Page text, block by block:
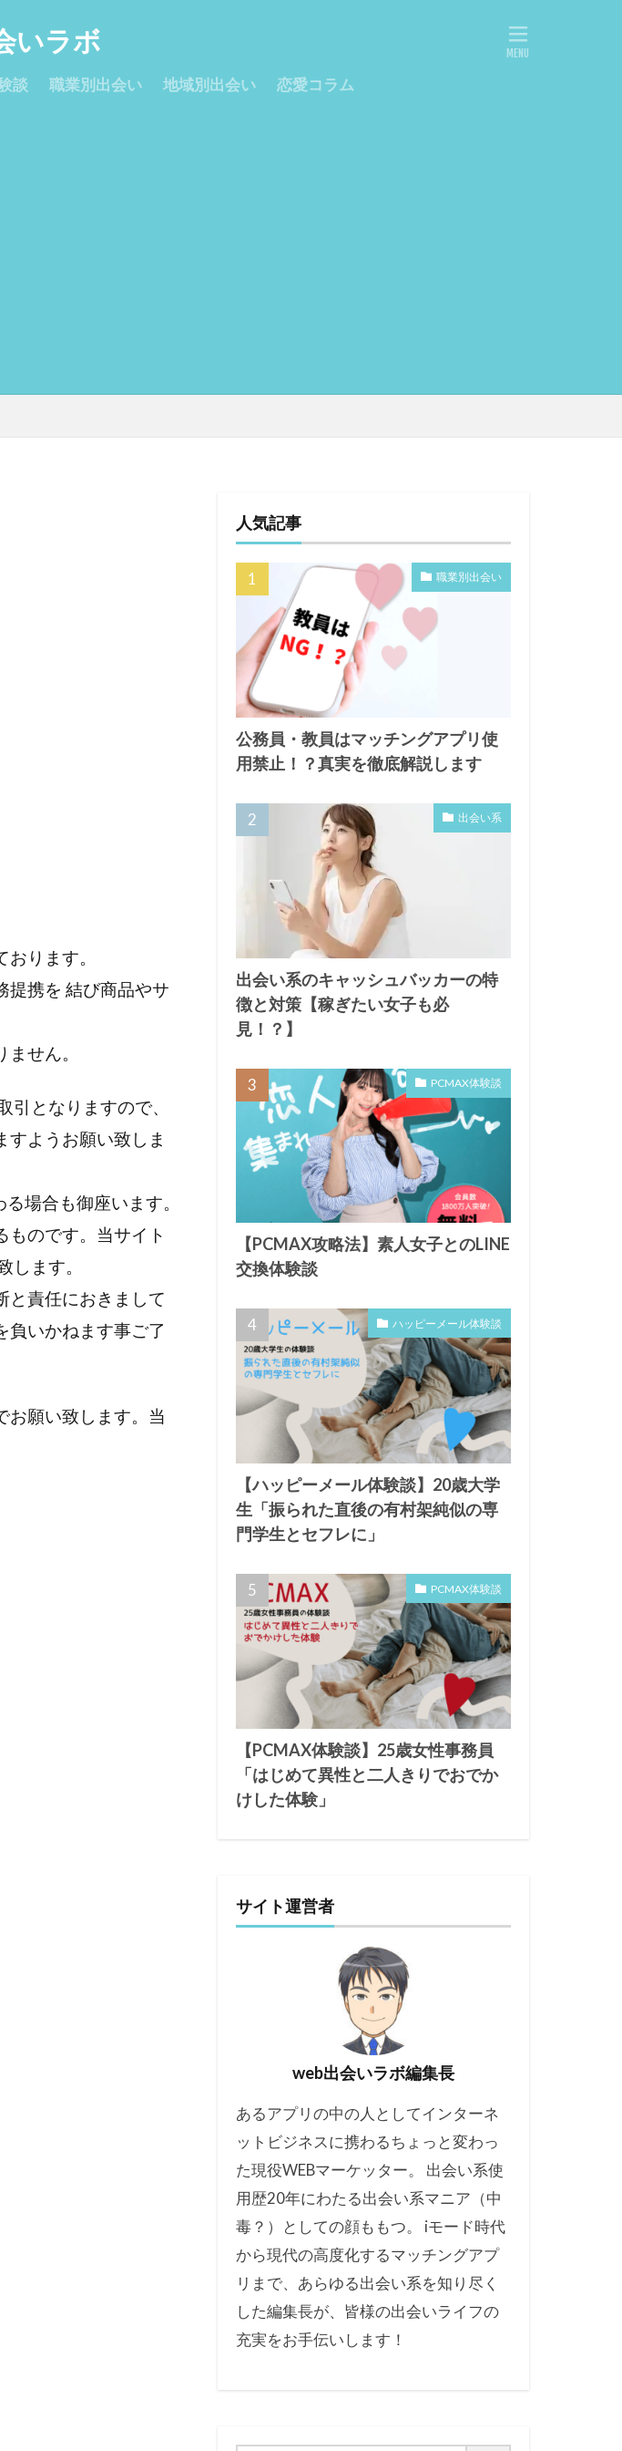
いラボ
談 職業別出会い 地域別出会い 恋愛コラム
ります。
提携を 結び商品やサ
せん。
となりますので、
すようお願い致しま
場合も御座います。
ものです。当サイト
ます。
と責任におきまして
負いかねます事ご了
お願い致します。当
人気記事
職業別出会い
公務員・教員はマッチングアプリ使
用禁止！？真実を徹底解説します
出会い系
出会い系のキャッシュバッカーの特
徴と対策【稼ぎたい女子も必
見！？】
PCMAX体験談
【PCMAX攻略法】素人女子とのLINE
交換体験談
ハッピーメール体験談
【ハッピーメール体験談】20歳大学
生「振られた直後の有村架純似の専
門学生とセフレに」
PCMAX体験談
【PCMAX体験談】25歳女性事務員
「はじめて異性と二人きりでおでか
けした体験」
サイト運営者
web出会いラボ編集長
あるアプリの中の人としてインターネ
ットビジネスに携わるちょっと変わっ
た現役WEBマーケッター。 出会い系使
用歴20年にわたる出会い系マニア（中
毒？）としての顔ももつ。 iモード時代
から現代の高度化するマッチングアプ
リまで、あらゆる出会い系を知り尽く
した編集長が、皆様の出会いライフの
充実をお手伝いします！